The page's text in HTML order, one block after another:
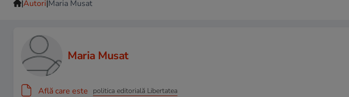
|Autori|Maria Musat
Maria Musat
Află care este politica editorială Libertatea